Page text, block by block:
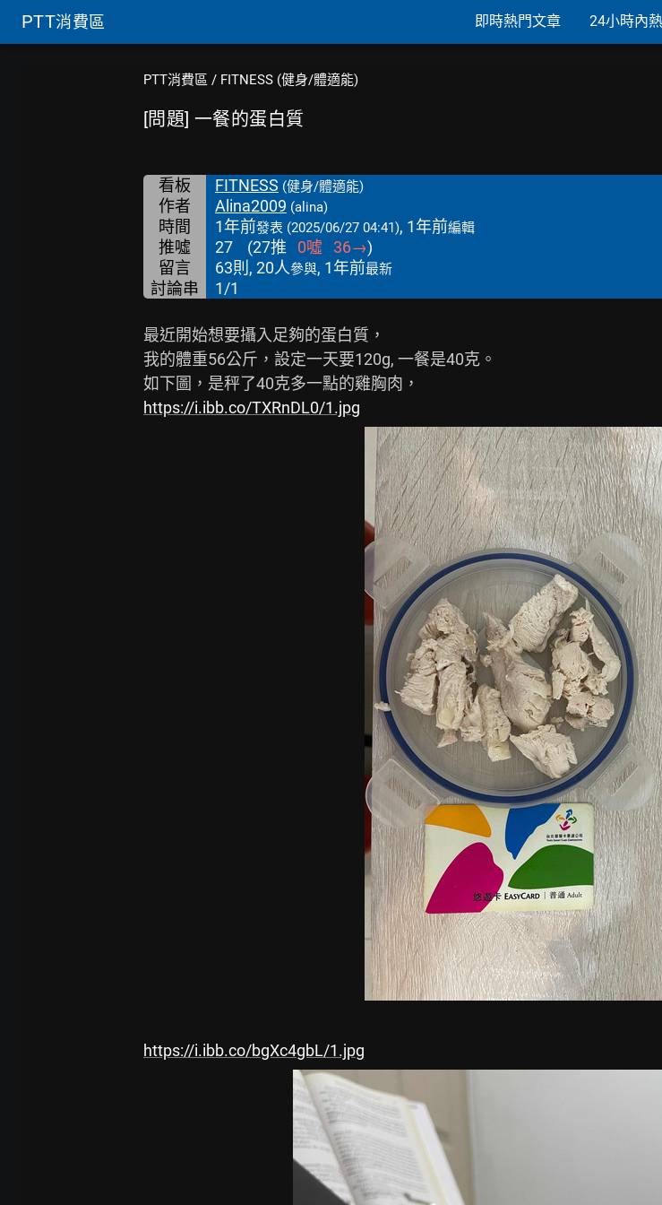
PTT消費區 即時熱門文章 24小時內
PTT消費區 / FITNESS (健身/體適能)
[問題] 一餐的蛋白質
看板 FITNESS (健身/體適能)
作者 Alina2009 (alina)
時間 1年前發表 (2025/06/27 04:41), 1年前編輯
推噓 27 (27推 0噓 36→)
留言
63則, 20人參與, 1年前最新
討論串 1/1
最近開始想要攝入足夠的蛋白質，
我的體重56公斤，設定一天要120g, 一餐是40克。
https://i.ibb.co/TXRnDL0/1.jpg
https://i.ibb.co/bgXc4gbL/1.jpg